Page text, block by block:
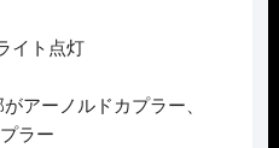
イト点灯
アーノルドカプラー、
ラー